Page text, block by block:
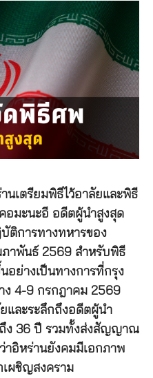
นเตรียมพิธีไว้อาลัยและพิธี
อมะนะอี อดีตผู้นำสูงสุด
ติการทางทหารของ
าพันธ์ 2569 สำหรับพิธี
อย่างเป็นทางการที่กรุง
าง 4-9 กรกฎาคม 2569
และระลึกถึงอดีตผู้นำ
ง 36 ปี รวมทั้งส่งสัญญาณ
าอิหร่านยังคมมีเอกภาพ
เผชิญสงคราม